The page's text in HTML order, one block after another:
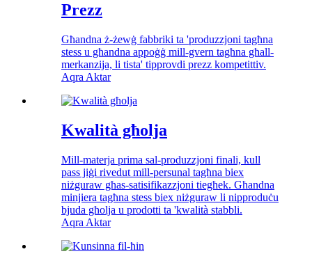
Prezz
Għandna ż-żewġ fabbriki ta 'produzzjoni tagħna
stess u għandna appoġġ mill-gvern tagħna għall-
merkanzija, li tista' tipprovdi prezz kompetittiv.
Aqra Aktar
Kwalità għolja
Mill-materja prima sal-produzzjoni finali, kull
pass jiġi rivedut mill-persunal tagħna biex
niżguraw għas-satisifikazzjoni tiegħek. Għandna
minjiera tagħna stess biex niżguraw li nipproduċu
bjuda għolja u prodotti ta 'kwalità stabbli.
Aqra Aktar